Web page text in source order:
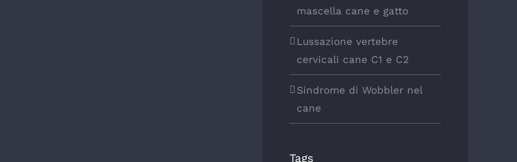
mascella cane e gatto
Lussazione vertebre
cervicali cane C1 e C2
Sindrome di Wobbler nel
cane
Tags